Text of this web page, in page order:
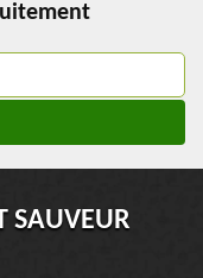
SAUVEUR